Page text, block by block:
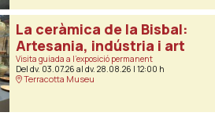
La ceràmica de la Bisbal:
Artesania, indústria i art
Visita guiada a l’exposició permanent
Del dv. 03.07.26 al dv. 28.08.26 | 12:00 h
Terracotta Museu